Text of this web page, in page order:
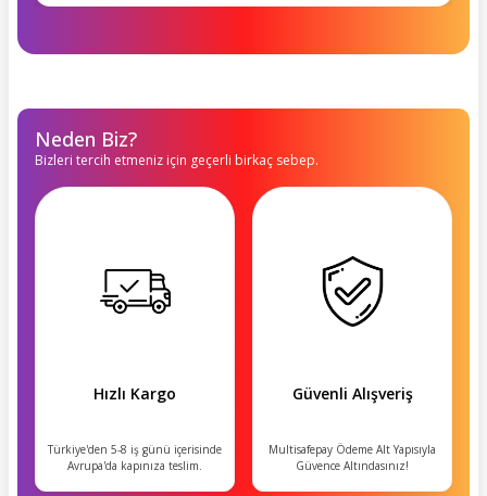
Neden Biz?
Bizleri tercih etmeniz için geçerli birkaç sebep.
Hızlı Kargo
Türkiye'den 5-8 iş günü içerisinde
Avrupa'da kapınıza teslim.
Güvenli Alışveriş
Multisafepay Ödeme Alt Yapısıyla
Güvence Altındasınız!